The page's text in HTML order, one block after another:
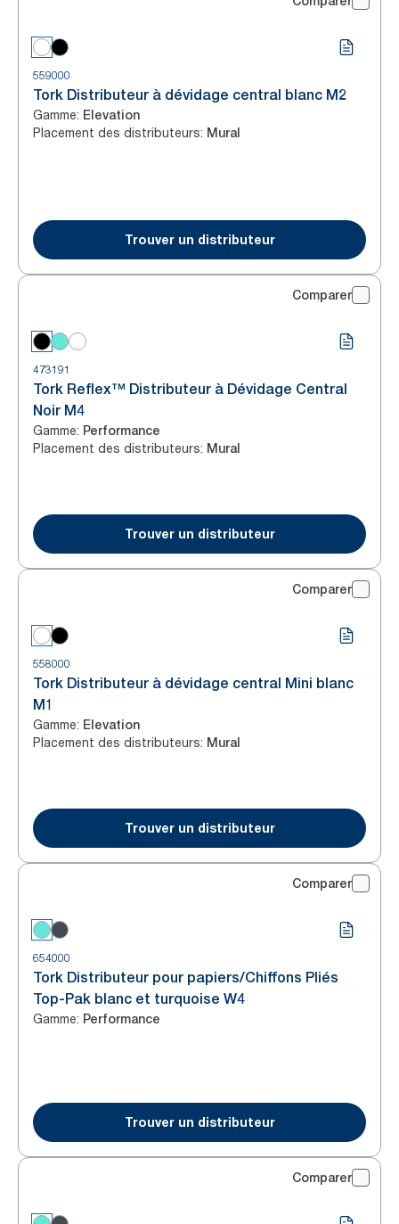
559000
Tork Distributeur à dévidage central blanc M2
Gamme: Elevation
Placement des distributeurs: Mural
Trouver un distributeur
Comparer
473191
Tork Reflex™ Distributeur à Dévidage Central
Noir M4
Gamme: Performance
Placement des distributeurs: Mural
Trouver un distributeur
Comparer
558000
Tork Distributeur à dévidage central Mini blanc
M1
Gamme: Elevation
Placement des distributeurs: Mural
Trouver un distributeur
Comparer
654000
Tork Distributeur pour papiers/Chiffons Pliés
Top-Pak blanc et turquoise W4
Gamme: Performance
Trouver un distributeur
Comparer